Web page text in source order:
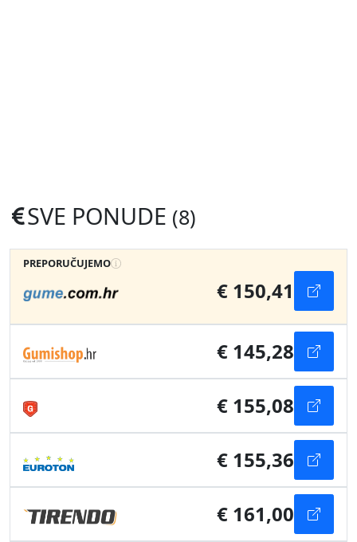
SVE PONUDE (8)
PREPORUČUJEMO
€ 150,41
€ 145,28
€ 155,08
€ 155,36
€ 161,00